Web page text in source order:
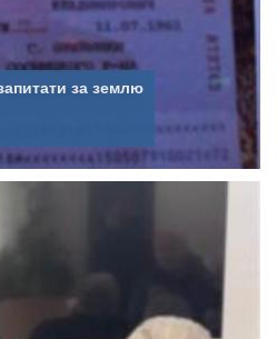
за землю